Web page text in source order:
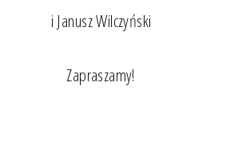
i Janusz Wilczyński
Zapraszamy!